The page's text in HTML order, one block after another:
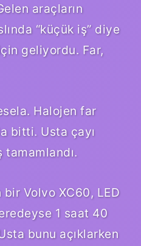
araçların
“küçük iş” diye
geliyordu. Far,
Halojen far
bitti. Usta çayı
tamamlandı.
bir Volvo XC60, LED
1 saat 40
bunu açıklarken